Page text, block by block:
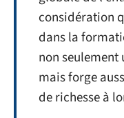
considération
dans la
non
mais forge
de richesse à